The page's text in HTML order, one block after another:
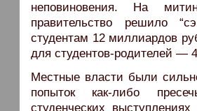
неповиновения. На
правительство решило
студентам 12 миллиардов
для студентов-родителей —
Местные власти были
попыток как-либо
студенческих